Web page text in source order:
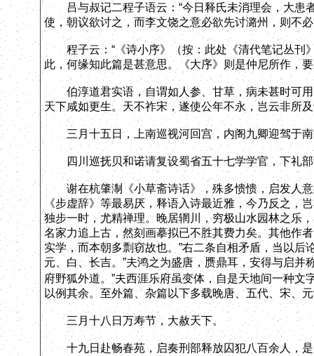
吕与叔记二程子语云：“今日释氏未消理会，大患
使，朝议欲讨之，而李文饶之意必欲先讨潞州，则不
程子云：“《诗小序》（按：此处《清代笔记丛刊》
此，何缘知此篇是甚意思。《大序》则是仲尼所作，
伯淳道君实语，自谓如人参、甘草，病未甚时可用
天下咸如更生。天不祚宋，遂使公年不永，岂云非所
三月十五日，上南巡视河回宫，内阁九卿迎驾于南
四川巡抚贝和诺请复设蜀省五十七学学官，下礼部
谢在杭肇淛《小草斋诗话》，殊多愦愦，启发人意
《步虚辞》等最易厌，释语入诗最近雅，今乃反之，
独步一时，尤精禅理。晚居辋川，穷极山水园林之乐
名家力追上古，然刻画摹拟已不胜其费力矣。其他作
实学，而本朝多剽窃故也。”右二条自相矛盾，当以
元、白、长吉。”夫鸿之为盛唐，赝鼎耳，安得与启
府野狐外道。”夫西涯乐府虽变体，自是天地间一种
以例其余。至外篇、杂篇以下多载晚唐、五代、宋、
三月十八日万寿节，大赦天下。
十九日赴畅春苑，启奏刑部释放囚犯八百余人，是